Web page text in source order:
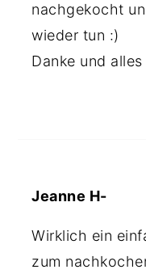
nachgekocht
wieder tun :)
Danke und
Jeanne H-
Wirklich ein
zum